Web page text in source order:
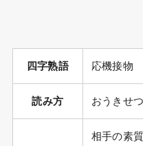
四字熟語 応機接物
読み方 おうきせ
相手の素